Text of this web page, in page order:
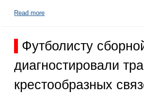
Read more
Футболисту
диагностировали
крестообразных